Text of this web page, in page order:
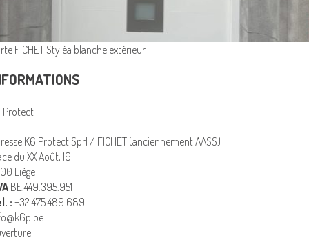
FICHET Styléa blanche extérieur
Protect
K6 Protect Sprl / FICHET (anciennement AASS)
du XX Août, 19
Liège
BE.449.395.951
: +32 475 489 689